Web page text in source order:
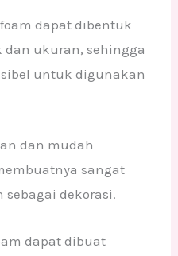
dapat dibentuk
ukuran, sehingga
untuk digunakan
dan mudah
sangat
dekorasi.
dapat dibuat